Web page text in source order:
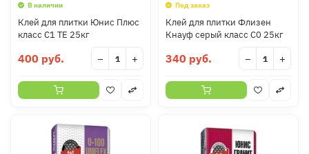
В наличии
Клей для плитки Юнис Плюс
класс С1 ТЕ 25кг
400 руб. − +
Под заказ
Клей для плитки Флизен
Кнауф серый класс С0 25кг
340 руб. − +